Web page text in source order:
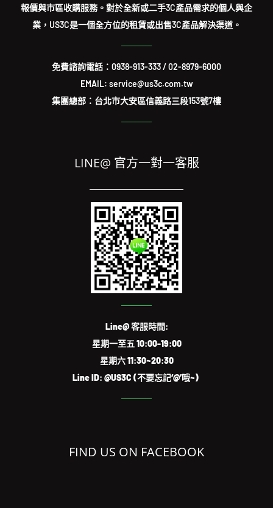
報價與市區收購服務。對於全新或二手3C產品需求的個人與企
業，US3C是一個全方位的租賃或出售3C產品解決渠道。
免費諮詢電話： 0938-913-333/02-8979-6000
EMAIL: service@us3c.com.tw
集團總部：台北市大安區信義路三段153號7樓
LINE@ 官方一對一客服
Line@ 客服時間:
星期一至五 10:00-19:00
星期六 11:30~20:30
Line ID: @US3C (不要忘記‘@’哦~)
FIND US ON FACEBOOK